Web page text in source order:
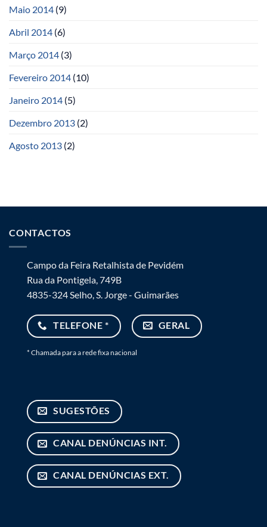
Maio 2014 (9)
Abril 2014 (6)
Março 2014 (3)
Fevereiro 2014 (10)
Janeiro 2014 (5)
Dezembro 2013 (2)
Agosto 2013 (2)
CONTACTOS
Campo da Feira Retalhista de Pevidém
Rua da Pontigela, 749B
4835-324 Selho, S. Jorge - Guimarães
TELEFONE * GERAL
* Chamada para a rede fixa nacional
SUGESTÕES
CANAL DENÚNCIAS INT.
CANAL DENÚNCIAS EXT.